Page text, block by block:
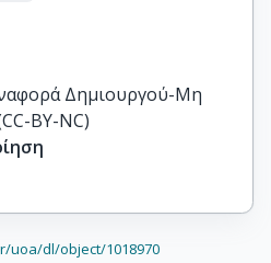
Δημιουργού-Μη
BY-NC)
uoa/dl/object/1018970